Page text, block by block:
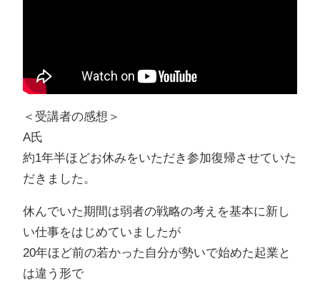
＜受講者の感想＞
A氏
約1年半ほどお休みをいただき参加復帰させていた
だきました。
休んでいた期間は弱者の戦略の考えを基本に新し
い仕事をはじめていましたが
20年ほど前の若かった自分が勢いで始めた起業と
は違う形で